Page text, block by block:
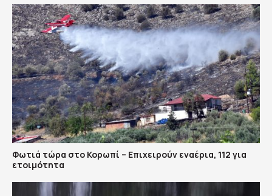
Φωτιά τώρα στο Κορωπί – Επιχειρούν εναέρια, 112 για
ετοιμότητα